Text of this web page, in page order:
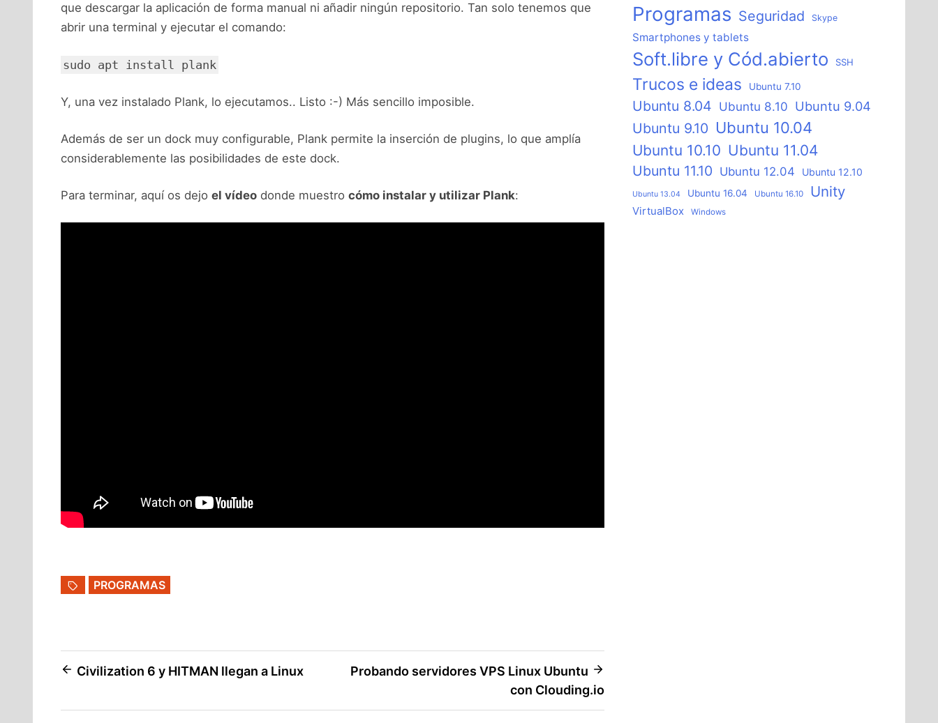
que descargar la aplicación de forma manual ni añadir ningún repositorio. Tan solo tenemos que
abrir una terminal y ejecutar el comando:
sudo apt install plank
Y, una vez instalado Plank, lo ejecutamos.. Listo :-) Más sencillo imposible.
Además de ser un dock muy configurable, Plank permite la inserción de plugins, lo que amplía
considerablemente las posibilidades de este dock.
Para terminar, aquí os dejo el vídeo donde muestro cómo instalar y utilizar Plank:
PROGRAMAS
Navegación
Civilization 6 y HITMAN llegan a Linux
Probando servidores VPS Linux Ubuntu
con Clouding.io
Programas Seguridad Skype
Smartphones y tablets
Soft.libre y Cód.abierto SSH
Trucos e ideas Ubuntu 7.10
Ubuntu 8.04 Ubuntu 8.10 Ubuntu 9.04
Ubuntu 9.10 Ubuntu 10.04
Ubuntu 10.10 Ubuntu 11.04
Ubuntu 11.10 Ubuntu 12.04 Ubuntu 12.10
Ubuntu 13.04 Ubuntu 16.04 Ubuntu 16.10 Unity
VirtualBox Windows